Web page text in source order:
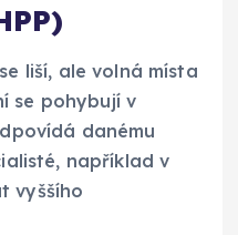
liší, ale volná místa
se pohybují v
danému
například v
vyššího